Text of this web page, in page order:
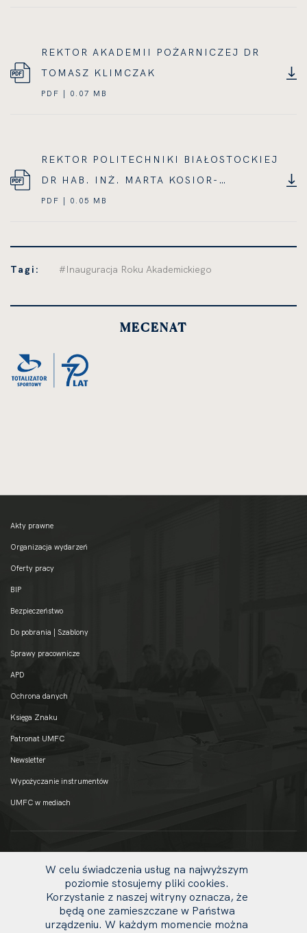
REKTOR AKADEMII POŻARNICZEJ DR
TOMASZ KLIMCZAK
PDF | 0.07 MB
REKTOR POLITECHNIKI BIAŁOSTOCKIEJ
DR HAB. INŻ. MARTA KOSIOR-
KAZBERUK, PROF. PB
PDF | 0.05 MB
Tagi: #Inauguracja Roku Akademickiego
MECENAT
Akty prawne
Organizacja wydarzeń
Oferty pracy
BIP
Bezpieczeństwo
Do pobrania | Szablony
Sprawy pracownicze
APD
Ochrona danych
Księga Znaku
Patronat UMFC
Newsletter
Wypożyczanie instrumentów
UMFC w mediach
W celu świadczenia usług na najwyższym
poziomie stosujemy pliki cookies.
Korzystanie z naszej witryny oznacza, że
będą one zamieszczane w Państwa
urządzeniu. W każdym momencie można